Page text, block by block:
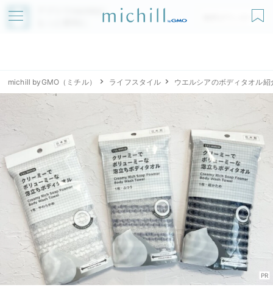
アプリでmichillが
無料ダウンロード
michill byGMO（ミチル） ライフスタイル ウエルシアのボディタオル紹
PR